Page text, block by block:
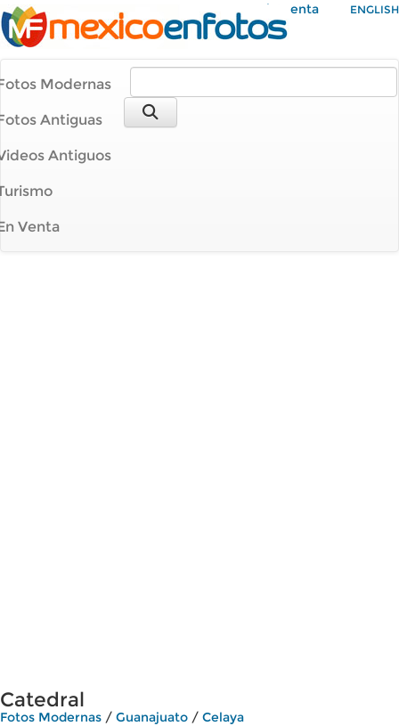
Mi Cuenta ENGLISH
Modernas
Antiguas
Antiguos
Venta
Catedral
Fotos Modernas / Guanajuato / Celaya